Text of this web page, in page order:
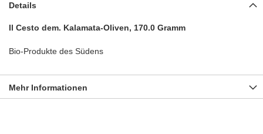
Details
Il Cesto dem. Kalamata-Oliven, 170.0 Gramm
Bio-Produkte des Südens
Mehr Informationen